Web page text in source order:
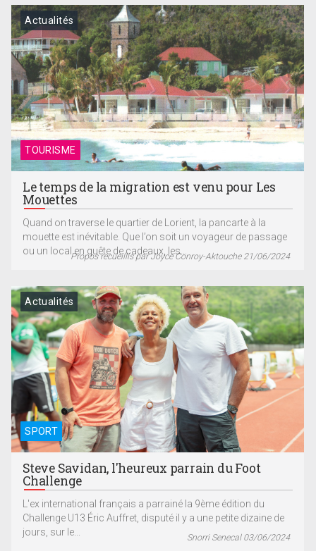
TOURISME
Actualités
Le temps de la migration est venu pour Les
Mouettes
Quand on traverse le quartier de Lorient, la pancarte à la
mouette est inévitable. Que l’on soit un voyageur de passage
ou un local en quête de cadeaux, les...
Propos recueillis par Joyce Conroy-Aktouche 21/06/2024
SPORT
Actualités
Steve Savidan, l'heureux parrain du Foot
Challenge
L'ex international français a parrainé la 9ème édition du
Challenge U13 Éric Auffret, disputé il y a une petite dizaine de
jours, sur le...
Snorri Senecal 03/06/2024